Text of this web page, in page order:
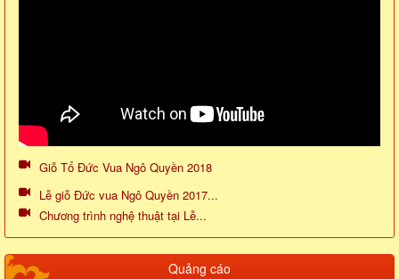
Giỗ Tổ Đức Vua Ngô Quyền 2018
Lễ giỗ Đức vua Ngô Quyền 2017...
Chương trình nghệ thuật tại Lễ...
Quảng cáo